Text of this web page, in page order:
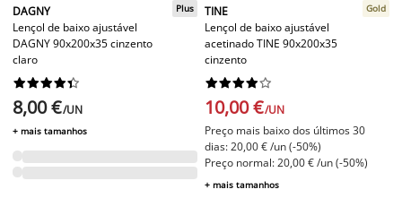
DAGNY
Lençol de baixo ajustável
DAGNY 90x200x35 cinzento
claro
Plus






8,00 €/UN
+ mais tamanhos
TINE
Lençol de baixo ajustável
acetinado TINE 90x200x35
cinzento
Gold






10,00 €/UN
Preço mais baixo dos últimos 30
dias: 20,00 € /un (-50%)
Preço normal: 20,00 € /un (-50%)
+ mais tamanhos